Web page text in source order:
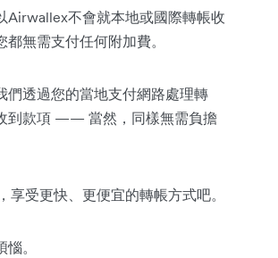
Airwallex不會就本地或國際轉帳收
無需支付任何附加費。
們透過您的當地支付網路處理轉
到款項 —— 當然，同樣無需負擔
受更快、更便宜的轉帳方式吧。
。